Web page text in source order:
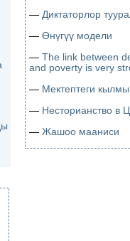
— Диктаторлор
— Өнүгүү модели
— The link between
and poverty is very
— Мектептеги
— Несторианство в
— Жашоо мааниси